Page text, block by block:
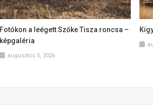
Fotókon a leégett Szőke Tisza roncsa –
képgaléria
augusztus 5, 2026